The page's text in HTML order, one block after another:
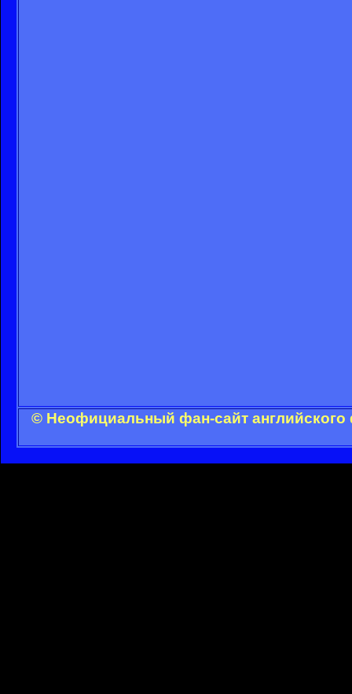
© Неофициальный фан-сайт английского